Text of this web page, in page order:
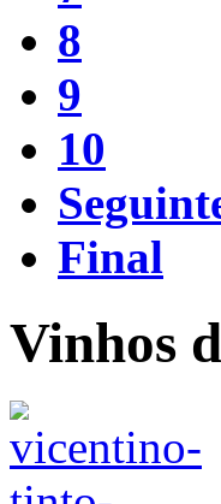
8
9
10
Final
Vinhos